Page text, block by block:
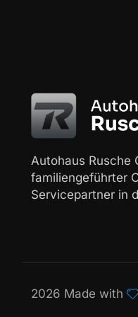
Autohaus Rusche
familiengeführter
Servicepartner in
2026 Made with